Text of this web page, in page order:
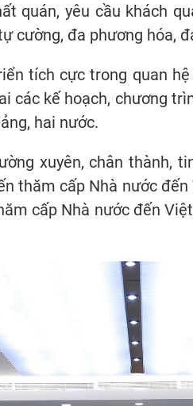
quán, yêu cầu khách
cường, đa phương hóa,
tích cực trong quan
các kế hoạch, chương
hai nước.
xuyên, chân thành,
thăm cấp Nhà nước
cấp Nhà nước đến